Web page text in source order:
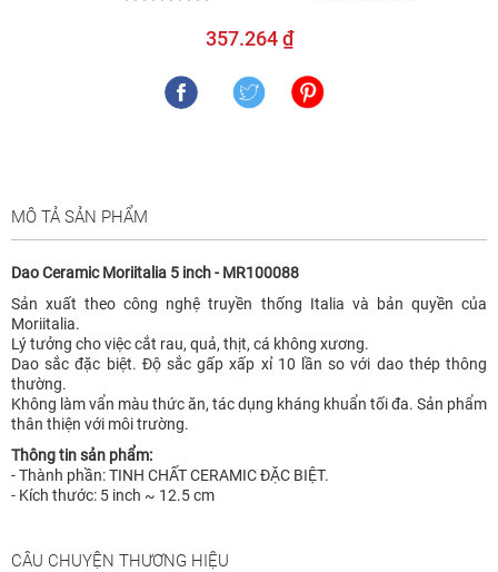
357.264 ₫
MÔ TẢ SẢN PHẨM
Dao Ceramic Moriitalia 5 inch - MR100088
Sản xuất theo công nghệ truyền thống Italia và bản quyền của
Moriitalia.
Lý tưởng cho việc cắt rau, quả, thịt, cá không xương.
Dao sắc đặc biệt. Độ sắc gấp xấp xỉ 10 lần so với dao thép thông
thường.
Không làm vẩn màu thức ăn, tác dụng kháng khuẩn tối đa. Sản phẩm
thân thiện với môi trường.
Thông tin sản phẩm:
- Thành phần: TINH CHẤT CERAMIC ĐẶC BIỆT.
- Kích thước: 5 inch ~ 12.5 cm
CÂU CHUYỆN THƯƠNG HIỆU